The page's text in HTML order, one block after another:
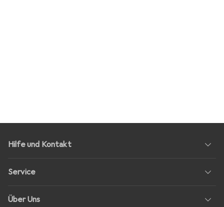
Hilfe und Kontakt
Service
Über Uns